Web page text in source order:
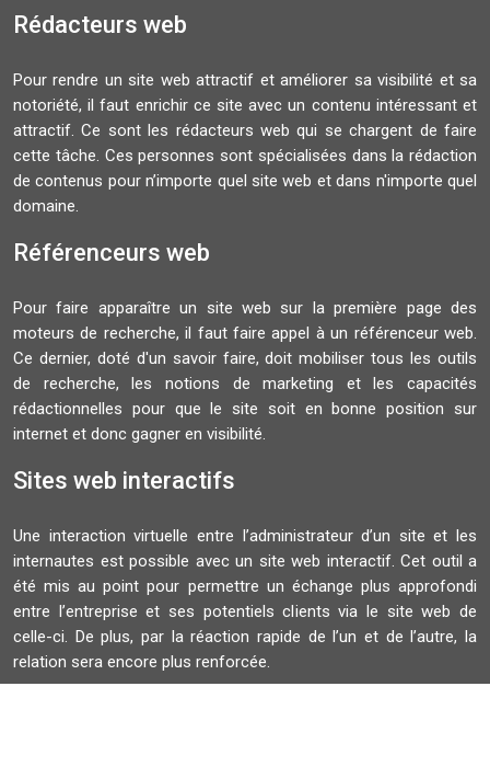
Rédacteurs web
Pour rendre un site web attractif et améliorer sa visibilité et sa
notoriété, il faut enrichir ce site avec un contenu intéressant et
attractif. Ce sont les rédacteurs web qui se chargent de faire
cette tâche. Ces personnes sont spécialisées dans la rédaction
de contenus pour n’importe quel site web et dans n'importe quel
domaine.
Référenceurs web
Pour faire apparaître un site web sur la première page des
moteurs de recherche, il faut faire appel à un référenceur web.
Ce dernier, doté d'un savoir faire, doit mobiliser tous les outils
de recherche, les notions de marketing et les capacités
rédactionnelles pour que le site soit en bonne position sur
internet et donc gagner en visibilité.
Sites web interactifs
Une interaction virtuelle entre l’administrateur d’un site et les
internautes est possible avec un site web interactif. Cet outil a
été mis au point pour permettre un échange plus approfondi
entre l’entreprise et ses potentiels clients via le site web de
celle-ci. De plus, par la réaction rapide de l’un et de l’autre, la
relation sera encore plus renforcée.